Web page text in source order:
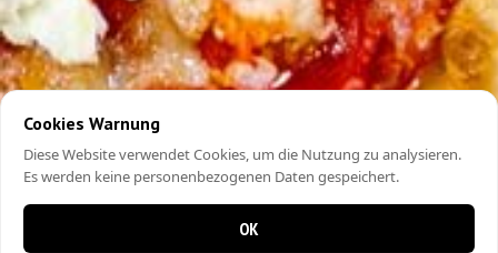
Cookies Warnung
Diese Website verwendet Cookies, um die Nutzung zu analysieren.
Es werden keine personenbezogenen Daten gespeichert.
OK